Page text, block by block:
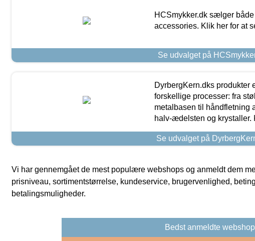
HCSmykker.dk sælger
accessories. Klik her for at
Se udvalget på
DyrbergKern.dks produkter
forskellige processer: fra
metalbasen til håndfletning
halv-ædelsten og krystaller.
Se udvalget på
Vi har gennemgået de mest populære webshops og anmeldt dem
prisniveau, sortimentstørrelse, kundeservice, brugervenlighed,
betalingsmuligheder.
Bedst anmeldte